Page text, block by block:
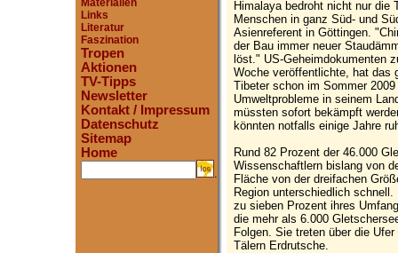
Materialien
Links
Literatur
Faszination
Tropen
Aktionen
TV-Tipps
Newsletter
Kontakt / Impressum
Datenschutz
Sitemap
Home
.
Himalaya bedroht nicht nur die
Menschen in ganz Süd- und
Asienreferent in Göttingen.
der Bau immer neuer
löst." US-Geheimdokumenten
Woche veröffentlichte, hat das
Tibeter schon im Sommer
Umweltprobleme in seinem
müssten sofort bekämpft
könnten notfalls einige Jahre
Rund 82 Prozent der 46.000
Wissenschaftlern bislang von
Fläche von der dreifachen
Region unterschiedlich
zu sieben Prozent ihres
die mehr als 6.000
Folgen. Sie treten über die
Tälern Erdrutsche.